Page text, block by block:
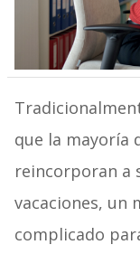
que la mayoría
reincorporan a
vacaciones, un
complicado